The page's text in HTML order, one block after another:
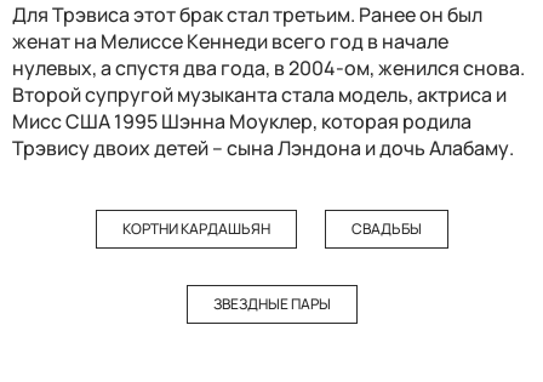
Для Трэвиса этот брак стал третьим. Ранее он был
женат на Мелиссе Кеннеди всего год в начале
нулевых, а спустя два года, в 2004-ом, женился снова.
Второй супругой музыканта стала модель, актриса и
Мисс США 1995 Шэнна Моуклер, которая родила
Трэвису двоих детей – сына Лэндона и дочь Алабаму.
КОРТНИ КАРДАШЬЯН СВАДЬБЫ
ЗВЕЗДНЫЕ ПАРЫ